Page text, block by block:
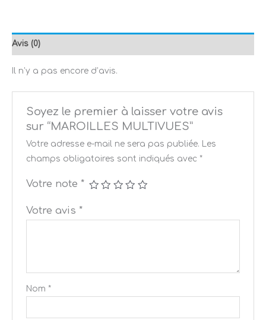
Avis (0)
Il n’y a pas encore d’avis.
Soyez le premier à laisser votre avis
sur “MAROILLES MULTIVUES”
Votre adresse e-mail ne sera pas publiée.
Les
champs obligatoires sont indiqués avec *
Votre note *
Votre avis *
Nom *